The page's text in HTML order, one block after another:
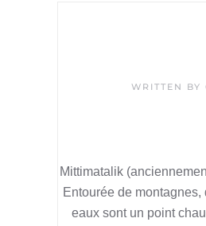
WRITTEN BY
Mittimatalik
Entourée de
eaux sont un point